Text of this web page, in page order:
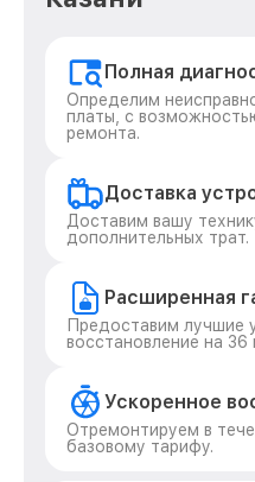
Полная
Определим
платы, с
ремонта.
Доставка
Доставим вашу
дополнительных трат.
Расширенная
Предоставим лучшие
восстановление на 36
Ускоренное
Отремонтируем в
базовому тарифу.